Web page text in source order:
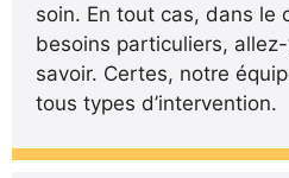
soin. En tout cas, dans le
besoins particuliers,
savoir. Certes, notre
tous types d’intervention.